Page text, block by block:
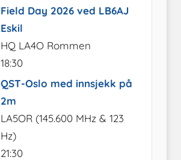
Field Day 2026 ved LB6AJ
Eskil
HQ LA4O Rommen
18:30
QST-Oslo med innsjekk på
2m
LA5OR (145.600 MHz & 123
Hz)
21:30